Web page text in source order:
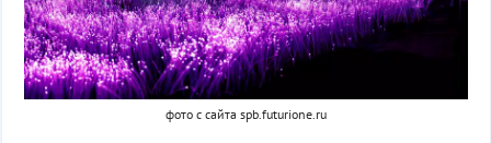
фото с сайта spb.futurione.ru